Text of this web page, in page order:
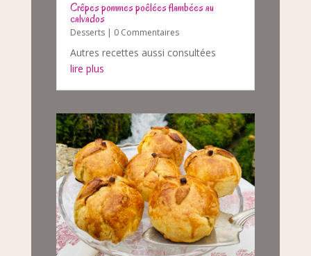
Crêpes pommes poêlées flambées au
calvados
Desserts| 0 Commentaires
Autres recettes aussi consultées
lire plus